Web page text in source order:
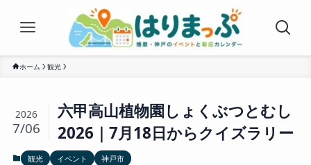
ホーム 観光
六甲高山植物園しょくぶつとむし
2026｜7月18日からクイズラリー
2026
7/06
観光 イベント
神戸市